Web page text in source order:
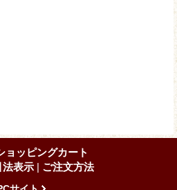
ョッピングカート
法表示 | ご注文方法